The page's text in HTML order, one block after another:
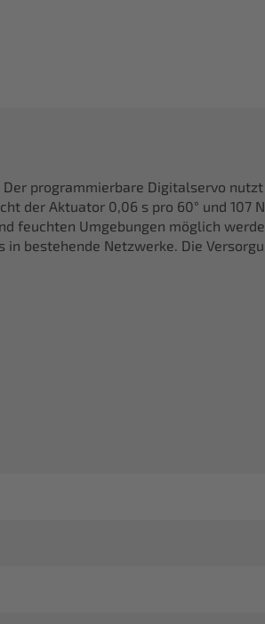
programmierbare Digitalservo
der Aktuator 0,06 s pro 60° und 107
feuchten Umgebungen möglich
bestehende Netzwerke. Die